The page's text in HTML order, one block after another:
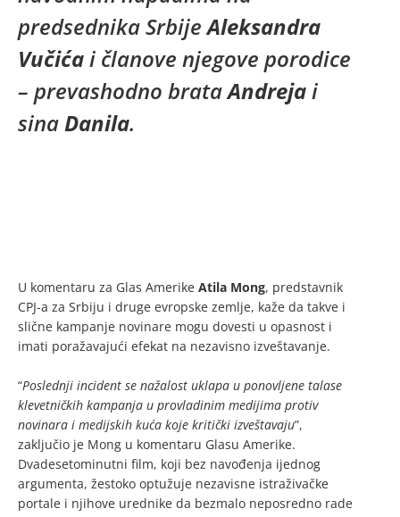
predsednika SrbijeAleksandra
Vučićai članove njegove porodice
– prevashodno brataAndrejai
sinaDanila.
U komentaru za Glas Amerike Atila Mong, predstavnik
CPJ-a za Srbiju i druge evropske zemlje, kaže da takve i
slične kampanje novinare mogu dovesti u opasnost i
imati poražavajući efekat na nezavisno izveštavanje.
“Poslednji incident se nažalost uklapa u ponovljene talase
klevetničkih kampanja u provladinim medijima protiv
novinara i medijskih kuća koje kritički izveštavaju”,
zaključio je Mong u komentaru Glasu Amerike.
Dvadesetominutni film, koji bez navođenja ijednog
argumenta, žestoko optužuje nezavisne istraživačke
portale i njihove urednike da bezmalo neposredno rade